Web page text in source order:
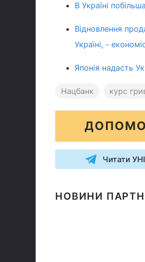
В Україні
Відновлення
Україні, -
Японія надасть
Нацбанк курс
Читати
НОВИНИ